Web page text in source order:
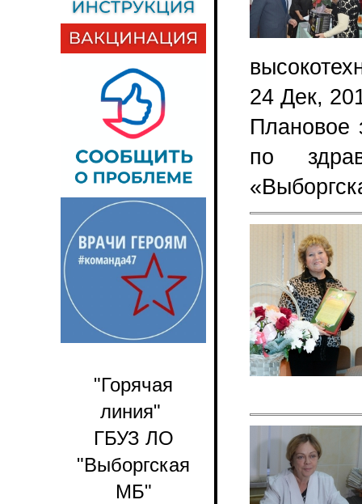
"Горячая
линия"
ГБУЗ ЛО
"Выборгская
МБ"
24 Дек,
Плановое
по